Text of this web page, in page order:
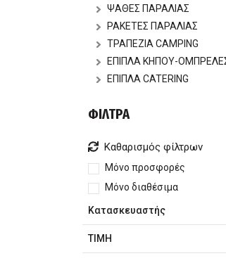
ΨΑΘΕΣ ΠΑΡΑΛΙΑΣ
ΡΑΚΕΤΕΣ ΠΑΡΑΛΙΑΣ
ΤΡΑΠΕΖΙΑ CAMPING
ΕΠΙΠΛΑ ΚΗΠΟΥ-
ΕΠΙΠΛΑ CATERING
ΦΙΛΤΡΑ
Καθαρισμός φίλτρων
Μόνο προσφορές
Μόνο διαθέσιμα
Κατασκευαστής
ΤΙΜΗ